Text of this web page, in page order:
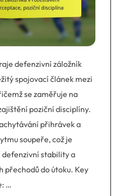
defenzivní záložník
spojovací článek mezi
se zaměřuje na
poziční disciplíny.
přihrávek a
soupeře, což je
defenzivní stability a
přechodů do útoku. Key
…